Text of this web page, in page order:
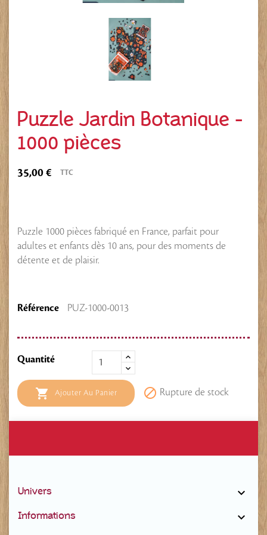
Puzzle Jardin Botanique -
1000 pièces
35,00 € TTC
Puzzle 1000 pièces fabriqué en France, parfait pour
adultes et enfants dès 10 ans, pour des moments de
détente et de plaisir.
Référence PUZ-1000-0013
Quantité
 Ajouter Au Panier  Rupture de stock
Univers 
Informations 